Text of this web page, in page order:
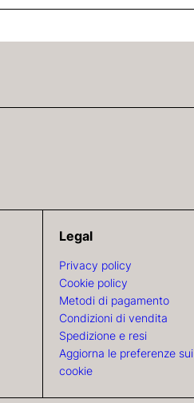
Legal
Privacy policy
Cookie policy
Metodi di pagamento
Condizioni di vendita
Spedizione e resi
Aggiorna le preferenze sui
cookie